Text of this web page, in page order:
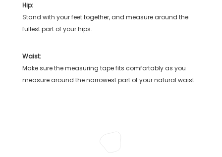
Hip:
Stand with your feet together, and measure around the
fullest part of your hips.
Waist:
Make sure the measuring tape fits comfortably as you
measure around the narrowest part of your natural waist.